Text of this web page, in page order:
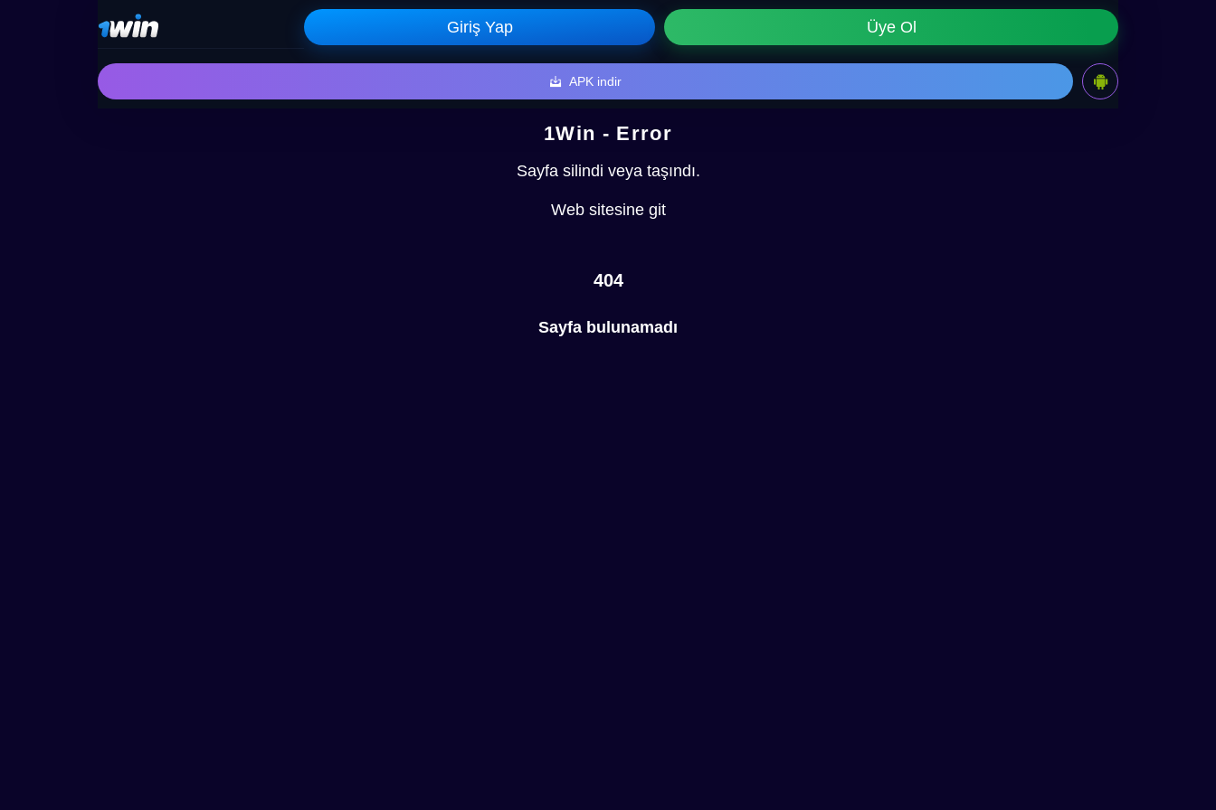
Giriş Yap Üye Ol
APK indir
1Win - Error
Sayfa silindi veya taşındı.
Web sitesine git
404
Sayfa bulunamadı